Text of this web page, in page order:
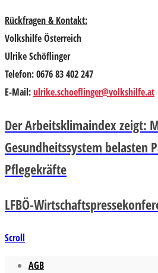
Rückfragen & Kontakt:
Volkshilfe Österreich
Ulrike Schöflinger
Telefon: 0676 83 402 247
E-Mail:ulrike.schoeflinger@volkshilfe.at
Der Arbeitsklimaindex zeigt:
Gesundheitssystem belasten
Pflegekräfte
LFBÖ-
Scroll
AGB